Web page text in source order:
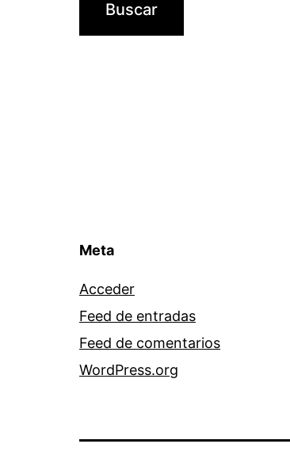
Meta
Acceder
Feed de entradas
Feed de comentarios
WordPress.org